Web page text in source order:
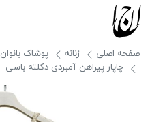
صفحه اصلی زنانه پوشاک بانوان
چاپار پیراهن آمبردی دکلته باسی